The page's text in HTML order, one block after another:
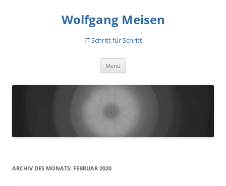
Wolfgang Meisen
IT Schritt für Schritt
Menü
ARCHIV DES MONATS: FEBRUAR 2020